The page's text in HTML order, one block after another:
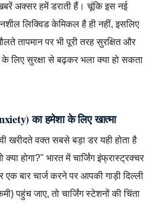
अक्सर हमें डराती हैं। चूंकि इस नई
लिक्विड केमिकल है ही नहीं, इसलिए
तापमान पर भी पूरी तरह सुरक्षित और
के लिए सुरक्षा से बढ़कर भला क्या हो सकता
का हमेशा के लिए खात्मा
खरीदते वक्त सबसे बड़ा डर यही होता है
होगा?" भारत में चार्जिंग इंफ्रास्ट्रक्चर
बार चार्ज करने पर आपकी गाड़ी दिल्ली
पहुंच जाए, तो चार्जिंग स्टेशनों की चिंता